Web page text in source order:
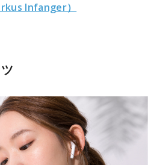
Infanger）